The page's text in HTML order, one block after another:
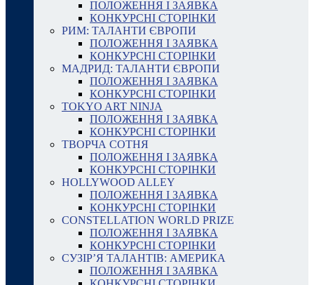
ПОЛОЖЕННЯ І ЗАЯВКА
КОНКУРСНІ СТОРІНКИ
РИМ: ТАЛАНТИ ЄВРОПИ
ПОЛОЖЕННЯ І ЗАЯВКА
КОНКУРСНІ СТОРІНКИ
МАДРИД: ТАЛАНТИ ЄВРОПИ
ПОЛОЖЕННЯ І ЗАЯВКА
КОНКУРСНІ СТОРІНКИ
TOKYO ART NINJA
ПОЛОЖЕННЯ І ЗАЯВКА
КОНКУРСНІ СТОРІНКИ
ТВОРЧА СОТНЯ
ПОЛОЖЕННЯ І ЗАЯВКА
КОНКУРСНІ СТОРІНКИ
HOLLYWOOD ALLEY
ПОЛОЖЕННЯ І ЗАЯВКА
КОНКУРСНІ СТОРІНКИ
CONSTELLATION WORLD PRIZE
ПОЛОЖЕННЯ І ЗАЯВКА
КОНКУРСНІ СТОРІНКИ
СУЗІР’Я ТАЛАНТІВ: АМЕРИКА
ПОЛОЖЕННЯ І ЗАЯВКА